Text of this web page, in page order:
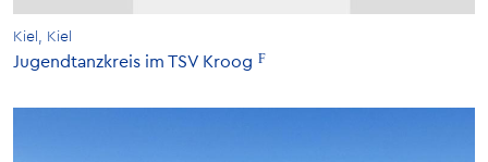
Kiel, Kiel
Jugendtanzkreis im TSV Kroog